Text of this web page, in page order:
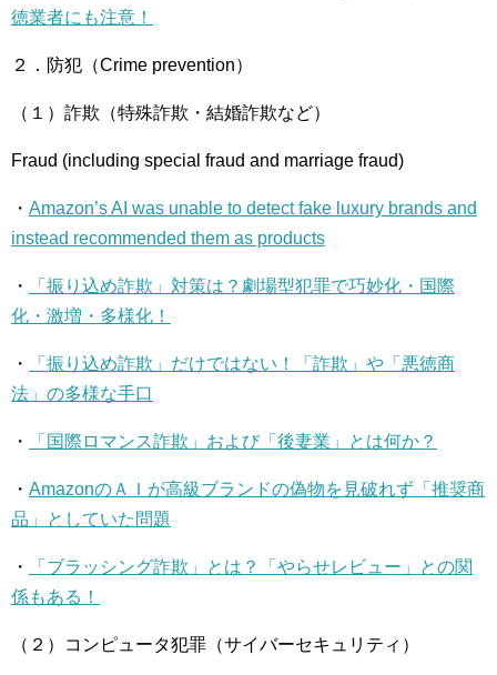
徳業者にも注意！
２．防犯（Crime prevention）
（１）詐欺（特殊詐欺・結婚詐欺など）
Fraud (including special fraud and marriage fraud)
・ Amazon’s AI was unable to detect fake luxury brands and
instead recommended them as products
・
「振り込め詐欺」対策は？劇場型犯罪で巧妙化・国際
化・激増・多様化！
・
「振り込め詐欺」だけではない！「詐欺」や「悪徳商
法」の多様な手口
・ 「国際ロマンス詐欺」および「後妻業」とは何か？
・ AmazonのＡＩが高級ブランドの偽物を見破れず「推奨商
品」としていた問題
・
「ブラッシング詐欺」とは？「やらせレビュー」との関
係もある！
（２）コンピュータ犯罪（サイバーセキュリティ）